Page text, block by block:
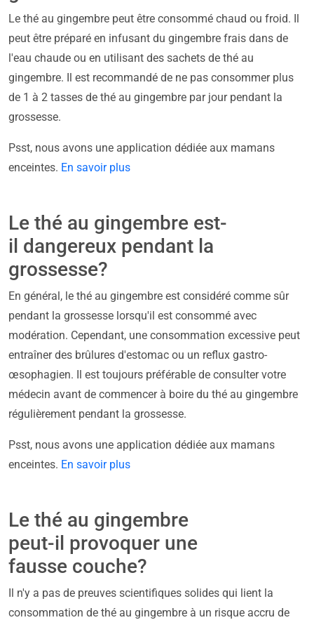
Le thé au gingembre peut être consommé chaud ou froid. Il
peut être préparé en infusant du gingembre frais dans de
l'eau chaude ou en utilisant des sachets de thé au
gingembre. Il est recommandé de ne pas consommer plus
de 1 à 2 tasses de thé au gingembre par jour pendant la
grossesse.
Psst, nous avons une application dédiée aux mamans
enceintes. En savoir plus
Le thé au gingembre est-
il dangereux pendant la
grossesse?
En général, le thé au gingembre est considéré comme sûr
pendant la grossesse lorsqu'il est consommé avec
modération. Cependant, une consommation excessive peut
entraîner des brûlures d'estomac ou un reflux gastro-
œsophagien. Il est toujours préférable de consulter votre
médecin avant de commencer à boire du thé au gingembre
régulièrement pendant la grossesse.
Psst, nous avons une application dédiée aux mamans
enceintes. En savoir plus
Le thé au gingembre
peut-il provoquer une
fausse couche?
Il n'y a pas de preuves scientifiques solides qui lient la
consommation de thé au gingembre à un risque accru de